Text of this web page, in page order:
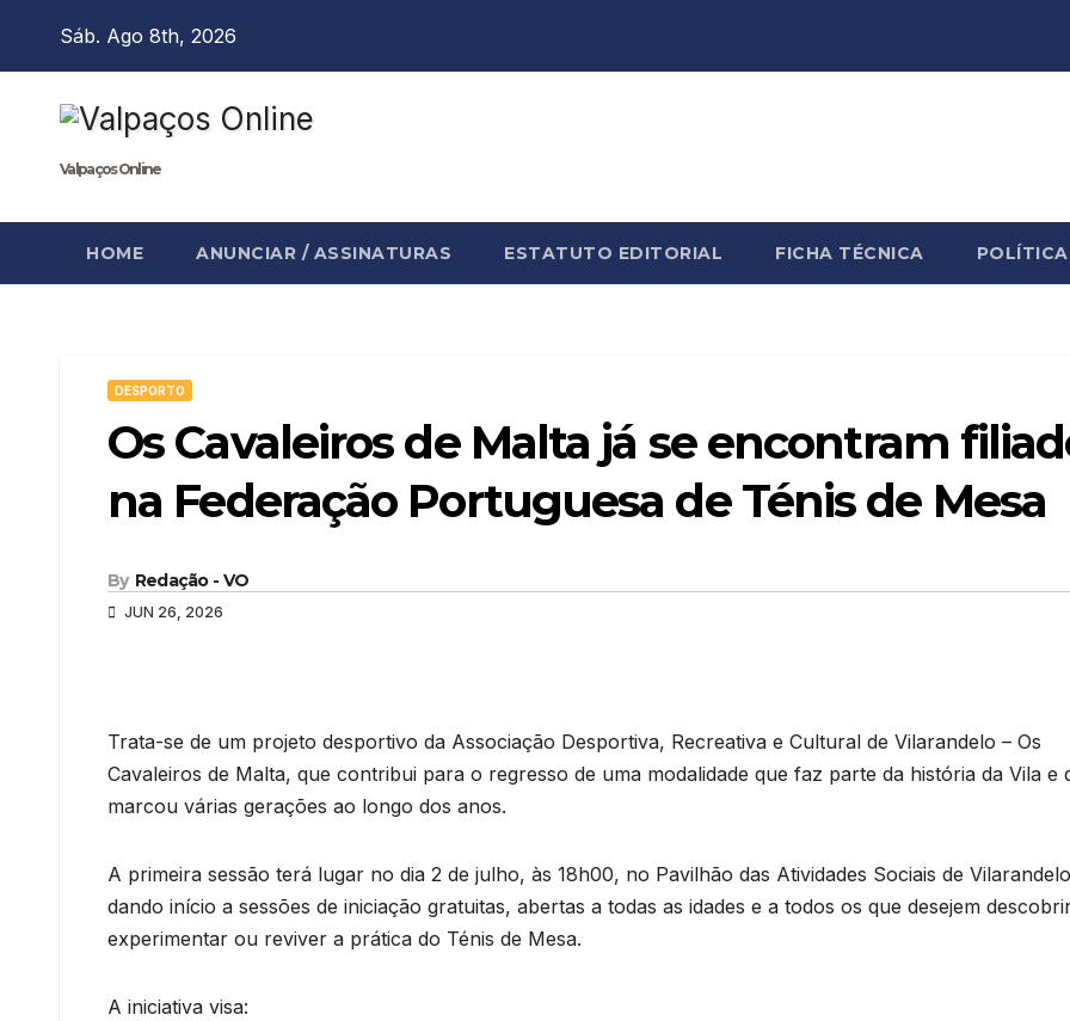
Sáb. Ago 8th, 2026
Valpaços Online
HOME ANUNCIAR / ASSINATURAS ESTATUTO EDITORIAL FICHA TÉCNICA
DESPORTO
Os Cavaleiros de Malta já se encontram
na Federação Portuguesa de Ténis de Mesa
By Redação - VO
JUN 26, 2026
Trata-se de um projeto desportivo da Associação Desportiva, Recreativa e Cultural de Vilarandelo – Os
Cavaleiros de Malta, que contribui para o regresso de uma modalidade que faz parte da história da Vila e
marcou várias gerações ao longo dos anos.
A primeira sessão terá lugar no dia 2 de julho, às 18h00, no Pavilhão das Atividades Sociais de
dando início a sessões de iniciação gratuitas, abertas a todas as idades e a todos os que desejem
experimentar ou reviver a prática do Ténis de Mesa.
A iniciativa visa: